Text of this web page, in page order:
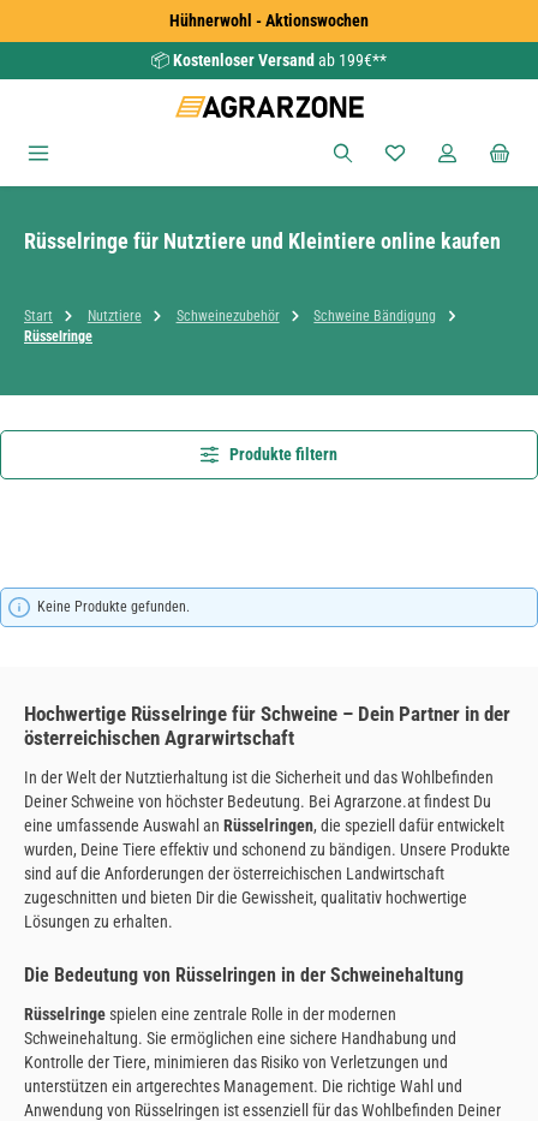
Zum Hauptinhalt springenHühnerwohl - Aktionswochen
📦Kostenloser Versand ab 199€**
Du hast 0
Rüsselringe für Nutztiere und Kleintiere online kaufen
Start Nutztiere Schweinezubehör
Schweine Bändigung
Rüsselringe
Produkte filtern
Keine Produkte gefunden.
Hochwertige Rüsselringe für Schweine – Dein Partner in der
österreichischen Agrarwirtschaft
In der Welt der Nutztierhaltung ist die Sicherheit und das Wohlbefinden
Deiner Schweine von höchster Bedeutung. Bei Agrarzone.at findest Du
eine umfassende Auswahl an Rüsselringen, die speziell dafür entwickelt
wurden, Deine Tiere effektiv und schonend zu bändigen. Unsere Produkte
sind auf die Anforderungen der österreichischen Landwirtschaft
zugeschnitten und bieten Dir die Gewissheit, qualitativ hochwertige
Lösungen zu erhalten.
Die Bedeutung von Rüsselringen in der Schweinehaltung
Rüsselringespielen eine zentrale Rolle in der modernen
Schweinehaltung. Sie ermöglichen eine sichere Handhabung und
Kontrolle der Tiere, minimieren das Risiko von Verletzungen und
unterstützen ein artgerechtes Management. Die richtige Wahl und
Anwendung von Rüsselringen ist essenziell für das Wohlbefinden Deiner